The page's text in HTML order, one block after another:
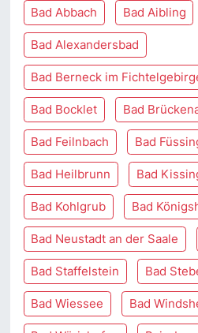
Bad Abbach Bad Aibling
Bad Alexandersbad
Bad Berneck im
Bad Bocklet Bad
Bad Feilnbach Bad
Bad Heilbrunn Bad
Bad Kohlgrub Bad
Bad Neustadt an der Saale
Bad Staffelstein Bad
Bad Wiessee Bad